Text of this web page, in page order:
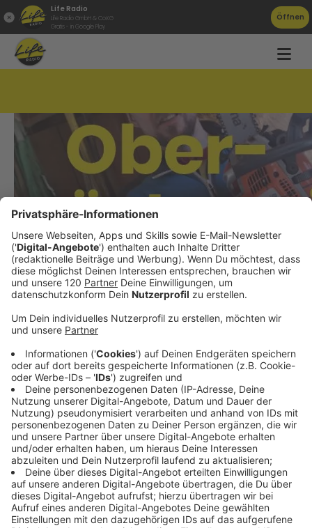
Life Radio
Life Radio GmbH & Co.KG
Gratis - in Google Play
Öffnen